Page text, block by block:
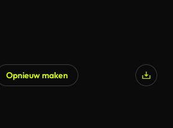
Opnieuw maken